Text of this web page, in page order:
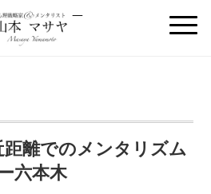
距離でのメンタリズム
六本木